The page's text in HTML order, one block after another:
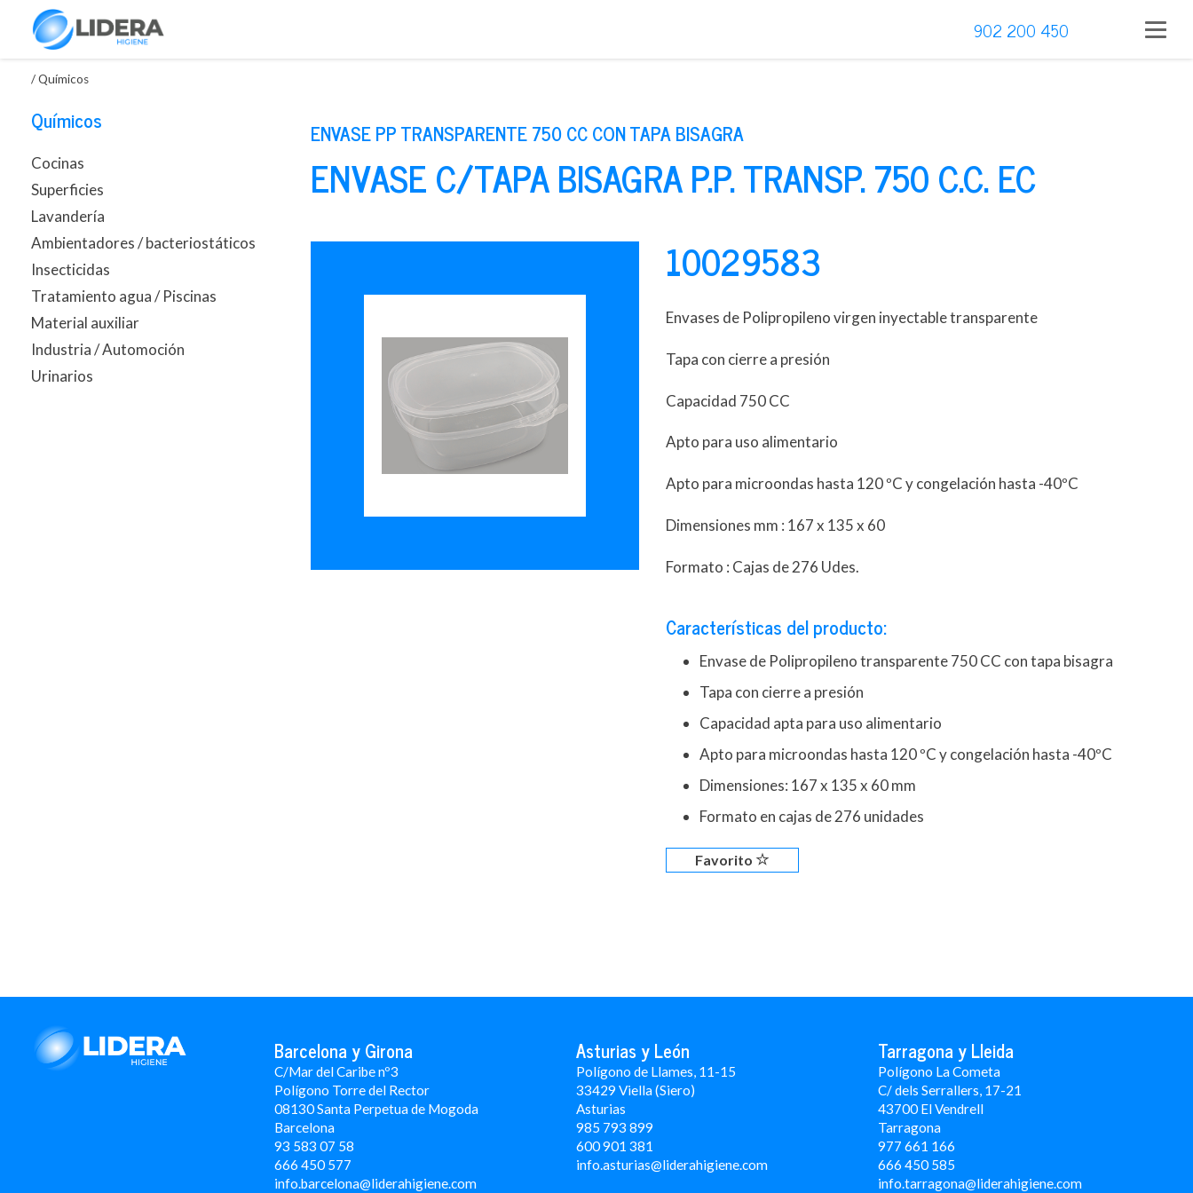
902 200 450
/Químicos
Químicos
Cocinas
Superficies
Lavandería
Ambientadores / bacteriostáticos
Insecticidas
Tratamiento agua / Piscinas
Material auxiliar
Industria / Automoción
Urinarios
ENVASE PP TRANSPARENTE 750 CC CON TAPA BISAGRA
ENVASE C/TAPA BISAGRA P.P. TRANSP. 750 C.C. EC
10029583
Envases de Polipropileno virgen inyectable transparente
Tapa con cierre a presión
Capacidad 750 CC
Apto para uso alimentario
Apto para microondas hasta 120 ºC y congelación hasta -40ºC
Dimensiones mm : 167 x 135 x 60
Formato : Cajas de 276 Udes.
Características del producto:
Envase de Polipropileno transparente 750 CC con tapa bisagra
Tapa con cierre a presión
Capacidad apta para uso alimentario
Apto para microondas hasta 120 ºC y congelación hasta -40ºC
Dimensiones: 167 x 135 x 60 mm
Formato en cajas de 276 unidades
Favorito
Barcelona y Girona
C/Mar del Caribe nº3
Polígono Torre del Rector
08130 Santa Perpetua de Mogoda
Barcelona
93 583 07 58
666 450 577
info.barcelona@liderahigiene.com
Asturias y León
Polígono de Llames, 11-15
33429 Viella (Siero)
Asturias
985 793 899
600 901 381
info.asturias@liderahigiene.com
Tarragona y Lleida
Polígono La Cometa
C/ dels Serrallers, 17-21
43700 El Vendrell
Tarragona
977 661 166
666 450 585
info.tarragona@liderahigiene.com